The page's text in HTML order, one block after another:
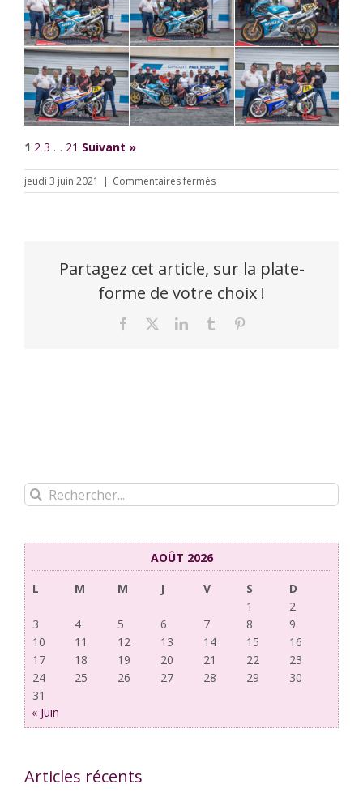
1 2 3 … 21 Suivant »
jeudi 3 juin 2021 | Commentaires ferméssur
Sunday
Photos
Ambiance
Couesme
Partagez cet article, sur la plate-
forme de votre choix !
Facebook LinkedInTumblr
Rechercher:
AOÛT 2026
L
M M J V S
D
1
2
3
4 5 6 7 8
9
10
11 12 13 14 15
16
17
18 19 20 21 22
23
24
25 26 27 28 29
30
31
« Juin
Articles récents